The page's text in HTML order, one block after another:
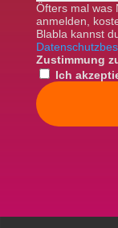
Öfters mal was
anmelden,
Blabla kannst
Zustimmung
Ich